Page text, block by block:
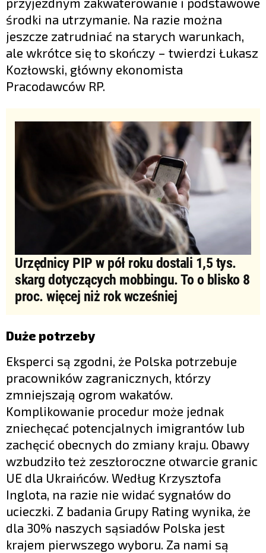
środki na utrzymanie. Na razie można
jeszcze zatrudniać na starych warunkach,
ale wkrótce się to skończy – twierdzi Łukasz
Kozłowski, główny ekonomista
Pracodawców RP.
Urzędnicy PIP w pół roku dostali 1,5 tys.
skarg dotyczących mobbingu. To o blisko 8
proc. więcej niż rok wcześniej
Duże potrzeby
Eksperci są zgodni, że Polska potrzebuje
pracowników zagranicznych, którzy
zmniejszają ogrom wakatów.
Komplikowanie procedur może jednak
zniechęcać potencjalnych imigrantów lub
zachęcić obecnych do zmiany kraju. Obawy
wzbudziło też zeszłoroczne otwarcie granic
UE dla Ukraińców. Według Krzysztofa
Inglota, na razie nie widać sygnałów do
ucieczki. Z badania Grupy Rating wynika, że
dla 30% naszych sąsiadów Polska jest
krajem pierwszego wyboru. Za nami są